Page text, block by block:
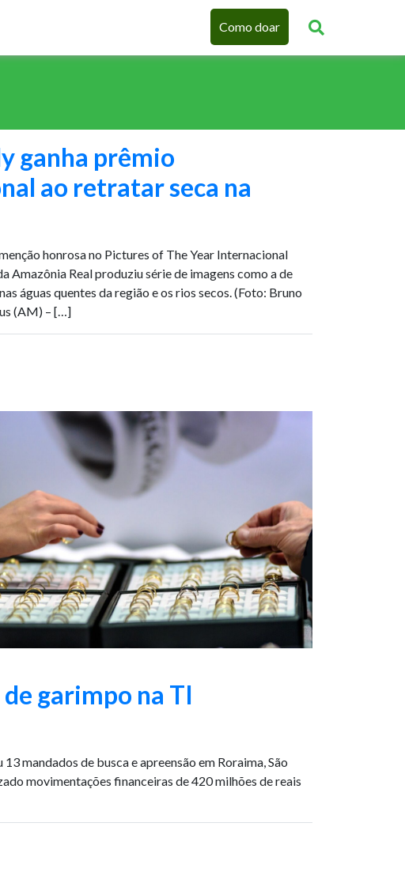
Como doar
ganha prêmio
ao retratar seca na
honrosa no Pictures of The Year Internacional
Amazônia Real produziu série de imagens como a de
águas quentes da região e os rios secos. (Foto: Bruno
(AM) – […]
garimpo na TI
mandados de busca e apreensão em Roraima, São
movimentações financeiras de 420 milhões de reais